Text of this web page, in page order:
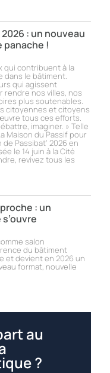
: un nouveau
panache !
qui contribuent à la
le bâtiment.
qui agissent
nos villes, nos
plus soutenables.
citoyennes et citoyens
tous ces efforts.
imaginer. » Telle
Maison du Passif pour
Passibat’ 2026 en
le 14 juin à la Cité
revivez tous les
: un
salon
du bâtiment
et devient en 2026 un
format, nouvelle
au
?